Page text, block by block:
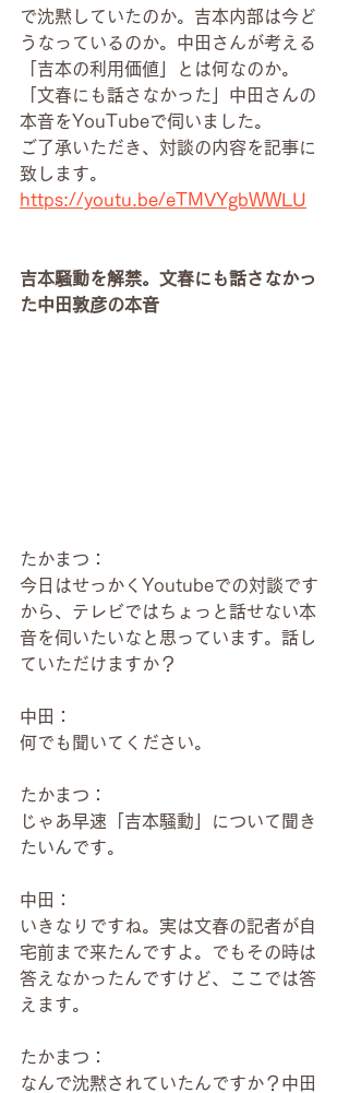
で沈黙していたのか。吉本内部は今ど
うなっているのか。中田さんが考える
「吉本の利用価値」とは何なのか。
「文春にも話さなかった」中田さんの
本音をYouTubeで伺いました。
ご了承いただき、対談の内容を記事に
致します。
https://youtu.be/eTMVYgbWWLU
吉本騒動を解禁。文春にも話さなかっ
た中田敦彦の本音
たかまつ：
今日はせっかくYoutubeでの対談です
から、テレビではちょっと話せない本
音を伺いたいなと思っています。話し
ていただけますか？
中田：
何でも聞いてください。
たかまつ：
じゃあ早速「吉本騒動」について聞き
たいんです。
中田：
いきなりですね。実は文春の記者が自
宅前まで来たんですよ。でもその時は
答えなかったんですけど、ここでは答
えます。
たかまつ：
なんで沈黙されていたんですか？中田